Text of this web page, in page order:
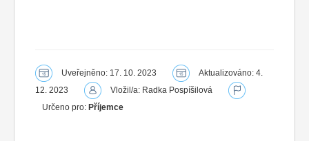
Uveřejněno: 17. 10. 2023
Aktualizováno: 4.
12. 2023
Vložil/a: Radka Pospíšilová
Určeno pro: Příjemce